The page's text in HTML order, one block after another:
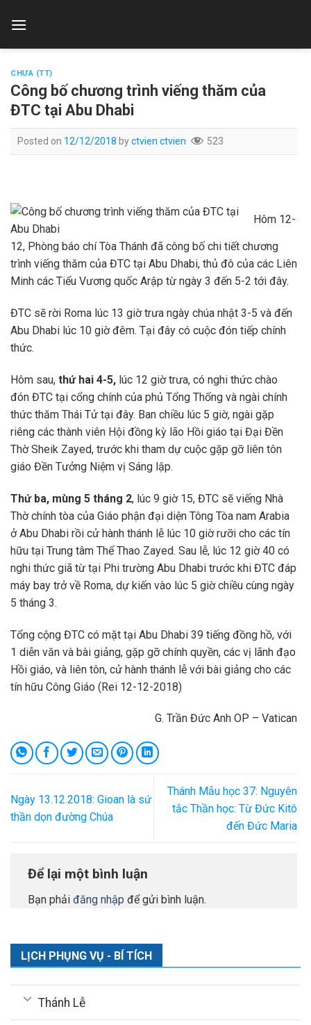
CHƯA (TT)
Công bố chương trình viếng thăm của
ĐTC tại Abu Dhabi
Posted on 12/12/2018 byctvien ctvien 523
Hôm 12-
12, Phòng báo chí Tòa Thánh đã công bố chi tiết chương
trình viếng thăm của ĐTC tại Abu Dhabi, thủ đô của các Liên
Minh các Tiểu Vương quốc Arập từ ngày 3 đến 5-2 tới đây.
ĐTC sẽ rời Roma lúc 13 giờ trưa ngày chúa nhật 3-5 và đến
Abu Dhabi lúc 10 giờ đêm. Tại đây có cuộc đón tiếp chính
thức.
Hôm sau, thứ hai 4-5, lúc 12 giờ trưa, có nghi thức chào
đón ĐTC tại cổng chính của phủ Tổng Thống và ngài chính
thức thăm Thái Tử tại đây. Ban chiều lúc 5 giờ, ngài gặp
riêng các thành viên Hội đồng kỳ lão Hồi giáo tại Đại Đền
Thờ Sheik Zayed, trước khi tham dự cuộc gặp gỡ liên tôn
giáo Đền Tưởng Niệm vị Sáng lập.
Thứ ba, mùng 5 tháng 2, lúc 9 giờ 15, ĐTC sẽ viếng Nhà
Thờ chính tòa của Giáo phận đại diện Tông Tòa nam Arabia
ở Abu Dhabi rồi cử hành thánh lễ lúc 10 giờ rưỡi cho các tín
hữu tại Trung tâm Thể Thao Zayed. Sau lễ, lúc 12 giờ 40 có
nghi thức giã từ tại Phi trường Abu Dhabi trước khi ĐTC đáp
máy bay trở về Roma, dự kiến vào lúc 5 giờ chiều cùng ngày
5 tháng 3.
Tổng cộng ĐTC có mặt tại Abu Dhabi 39 tiếng đồng hồ, với
1 diễn văn và bài giảng, gặp gỡ chính quyền, các vị lãnh đạo
Hồi giáo, và liên tôn, cử hành thánh lễ với bài giảng cho các
tín hữu Công Giáo (Rei 12-12-2018)
G. Trần Đức Anh OP – Vatican
Ngày 13.12.2018: Gioan là sứ
thần dọn đường Chúa
Thánh Mẫu học 37: Nguyên
tắc Thần học: Từ Đức Kitô
đến Đức Maria
Để lại một bình luận
Bạn phải đăng nhập để gửi bình luận.
LỊCH PHỤNG VỤ - BÍ TÍCH
Thánh Lễ